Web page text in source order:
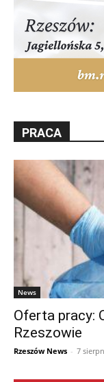
PRACA
News
Oferta pracy:
Rzeszowie
Rzeszów News - 7